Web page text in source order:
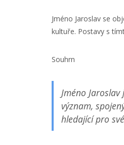
Jméno Jaroslav se
kultuře. Postavy s
Souhrn
Jméno
význam,
hledající pro